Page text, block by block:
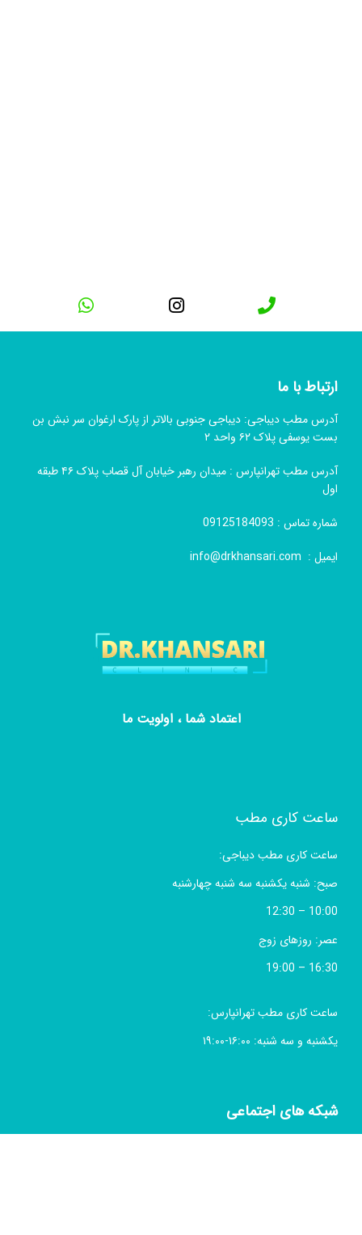
ارتباط با ما
آدرس مطب دیباجی: دیباجی جنوبی بالاتر از پارک ارغوان سر نبش بن
بست یوسفی پلاک ۶۲ واحد ۲
آدرس مطب تهرانپارس : میدان رهبر خیابان آل قصاب پلاک ۴۶ طبقه
اول
شماره تماس :
ایمیل : info@drkhansari.com
اعتماد شما ، اولویت ما
ساعت کاری مطب
ساعت کاری مطب دیباجی:
صبح: شنبه یکشنبه سه شنبه چهارشنبه
10:00 – 12:30
عصر: روزهای زوج
16:30 – 19:00
ساعت کاری مطب تهرانپارس:
یکشنبه و سه شنبه: ۱۶:۰۰-۱۹:۰۰
شبکه های اجتماعی